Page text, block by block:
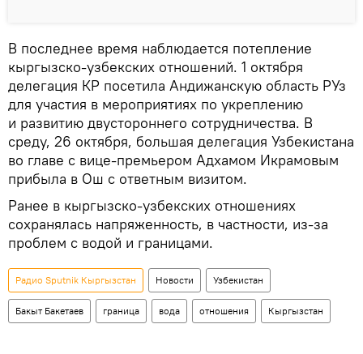
В последнее время наблюдается потепление
кыргызско-узбекских отношений. 1 октября
делегация КР посетила Андижанскую область РУз
для участия в мероприятиях по укреплению
и развитию двустороннего сотрудничества. В
среду, 26 октября, большая делегация Узбекистана
во главе с вице-премьером Адхамом Икрамовым
прибыла в Ош с ответным визитом.
Ранее в кыргызско-узбекских отношениях
сохранялась напряженность, в частности, из-за
проблем с водой и границами.
Радио Sputnik Кыргызстан Новости Узбекистан
Бакыт Бакетаев граница вода отношения Кыргызстан